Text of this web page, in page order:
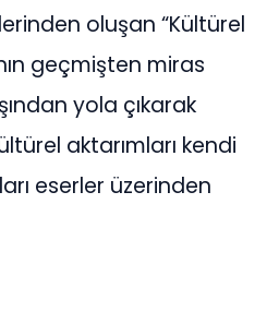
oluşan “Kültürel
geçmişten miras
yola çıkarak
aktarımları kendi
eserler üzerinden